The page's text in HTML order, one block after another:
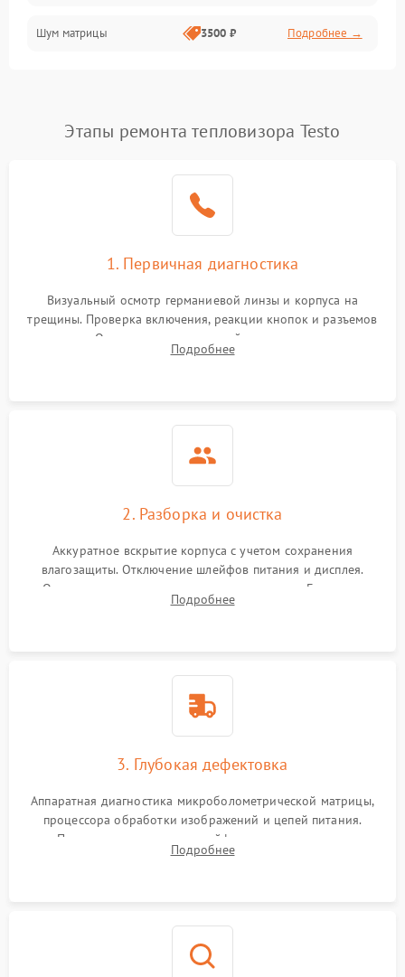
Проблемы питания
Сбои коммуникаций и интерфейсов
Экран (дисплей)
Шум матрицы 3500 ₽ Подробнее →
Этапы ремонта тепловизора Testo
1. Первичная диагностика
Визуальный осмотр германиевой линзы и корпуса на
трещины. Проверка включения, реакции кнопок и разъемов
зарядки. Оценка вывода тепловой сигнатуры на экран,
проверка базовых функций и считывание системных
Подробнее
2. Разборка и очистка
Аккуратное вскрытие корпуса с учетом сохранения
влагозащиты. Отключение шлейфов питания и дисплея.
Очистка внутренних плат от окислов и пыли. Бережная
обработка германиевого объектива специализированными
Подробнее
3. Глубокая дефектовка
Аппаратная диагностика микроболометрической матрицы,
процессора обработки изображений и цепей питания.
Проверка целостности шлейфов, модуля памяти и
интерфейсов связи. Выявление сгоревших SMD-компонентов
Подробнее